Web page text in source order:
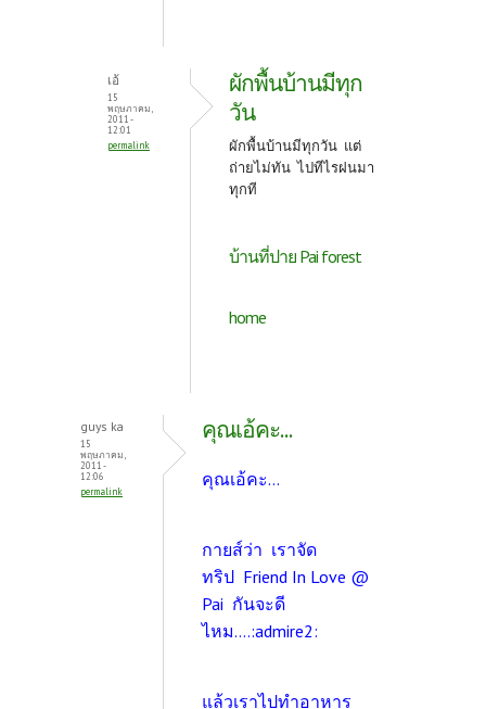
เอ้
15
พฤษภาคม,
2011 -
12:01
permalink
ผักพื้นบ้านมีทุก
วัน
ผักพื้นบ้านมีทุกวัน แต่
ถ่ายไม่ทัน ไปทีไรฝนมา
ทุกที
บ้านที่ปาย Pai forest
home
guys ka
15
พฤษภาคม,
2011 -
12:06
permalink
คุณเอ้คะ...
คุณเอ้คะ...
กายส์ว่า เราจัด
ทริป Friend In Love @
Pai กันจะดี
ไหม....:admire2:
แล้วเราไปทำอาหาร